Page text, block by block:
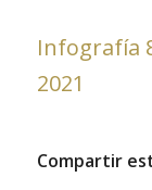
Infografía
2021
Compartir